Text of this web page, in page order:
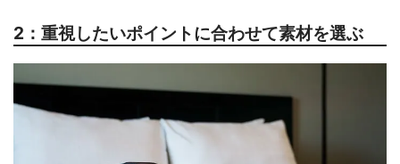
2：重視したいポイントに合わせて素材を選ぶ